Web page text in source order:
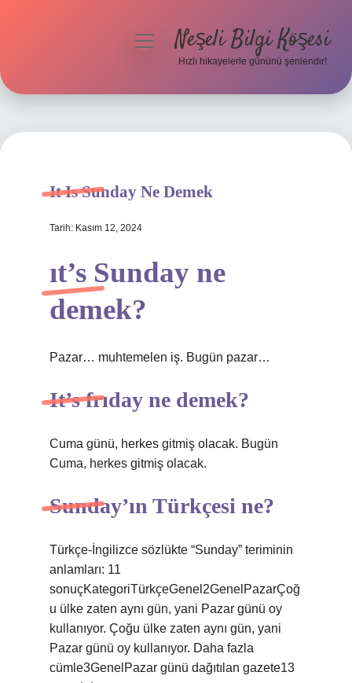
Hakkımızda
menüyüNeşeli Bilgi Köşesi
Hızlı hikayelerle gününü şenlendir!
It Is Sunday Ne Demek
Tarih: Kasım 12, 2024
ıt’s Sunday ne
demek?
Pazar… muhtemelen iş. Bugün pazar…
It’s frıday ne demek?
Cuma günü, herkes gitmiş olacak. Bugün
Cuma, herkes gitmiş olacak.
Sunday’ın Türkçesi ne?
Türkçe-İngilizce sözlükte “Sunday” teriminin
anlamları: 11
sonuçKategoriTürkçeGenel2GenelPazarÇoğ
u ülke zaten aynı gün, yani Pazar günü oy
kullanıyor. Çoğu ülke zaten aynı gün, yani
Pazar günü oy kullanıyor. Daha fazla
cümle3GenelPazar günü dağıtılan gazete13